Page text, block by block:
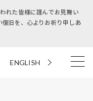
れた皆様に謹んでお見舞い
旧を、心よりお祈り申しあ
ENGLISH